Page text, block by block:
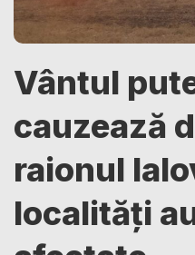
Vântul
cauzează
raionul
localități